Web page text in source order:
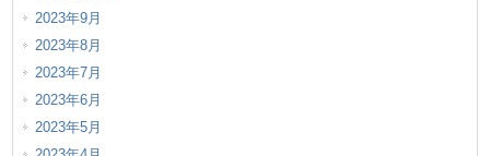
2023年9月
2023年8月
2023年7月
2023年6月
2023年5月